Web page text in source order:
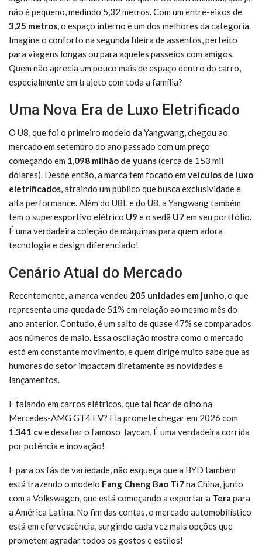
não é pequeno, medindo 5,32 metros. Com um entre-eixos de
3,25 metros, o espaço interno é um dos melhores da categoria.
Imagine o conforto na segunda fileira de assentos, perfeito
para viagens longas ou para aqueles passeios com amigos.
Quem não aprecia um pouco mais de espaço dentro do carro,
especialmente em trajeto com toda a família?
Uma Nova Era de Luxo Eletrificado
O U8, que foi o primeiro modelo da Yangwang, chegou ao
mercado em setembro do ano passado com um preço
começando em 1,098 milhão de yuans(cerca de 153 mil
dólares). Desde então, a marca tem focado em veículos de luxo
eletrificados, atraindo um público que busca exclusividade e
alta performance. Além do U8L e do U8, a Yangwang também
tem o superesportivo elétrico U9 e o sedã U7em seu portfólio.
É uma verdadeira coleção de máquinas para quem adora
tecnologia e design diferenciado!
Cenário Atual do Mercado
Recentemente, a marca vendeu 205 unidades em junho, o que
representa uma queda de 51% em relação ao mesmo mês do
ano anterior. Contudo, é um salto de quase 47% se comparados
aos números de maio. Essa oscilação mostra como o mercado
está em constante movimento, e quem dirige muito sabe que as
humores do setor impactam diretamente as novidades e
lançamentos.
E falando em carros elétricos, que tal ficar de olho na
Mercedes-AMG GT4 EV? Ela promete chegar em 2026 com
1.341 cve desafiar o famoso Taycan. É uma verdadeira corrida
por potência e inovação!
E para os fãs de variedade, não esqueça que a BYD também
está trazendo o modelo Fang Cheng Bao Ti7na China, junto
com a Volkswagen, que está começando a exportar a Tera para
a América Latina. No fim das contas, o mercado automobilístico
está em efervescência, surgindo cada vez mais opções que
prometem agradar todos os gostos e estilos!